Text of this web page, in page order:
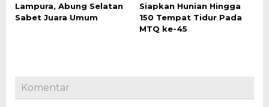
Lampura, Abung Selatan
Sabet Juara Umum
Siapkan Hunian Hingga
150 Tempat Tidur Pada
MTQ ke-45
Komentar